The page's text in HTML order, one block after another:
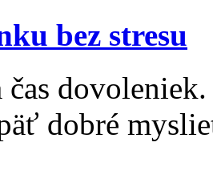
bez stresu
čas
dobré